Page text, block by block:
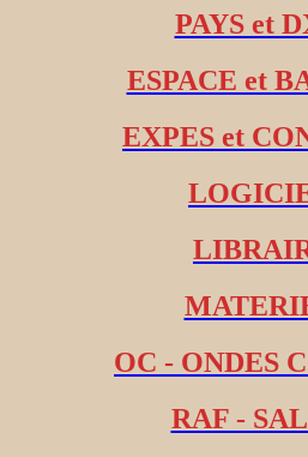
PAYS et
ESPACE et
EXPES et
OC - ONDES
RAF -